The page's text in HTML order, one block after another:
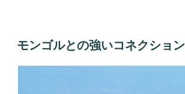
投
稿
モンゴルとの強いコネクション